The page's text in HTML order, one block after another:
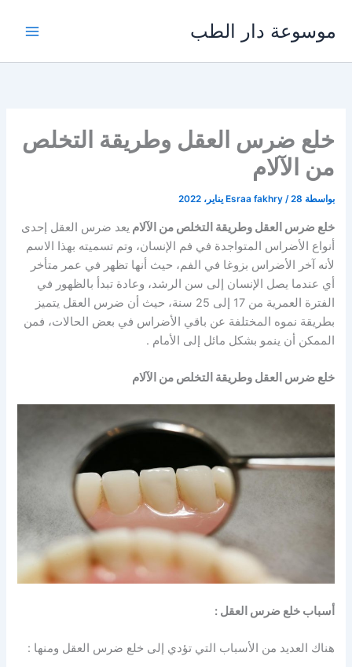
المحتوى
موسوعة دار الطب
خلع ضرس العقل وطريقة التخلص
من الآلام
بواسطة Esraa fakhry /28 يناير، 2022
خلع ضرس العقل وطريقة التخلص من الآلام يعد ضرس العقل إحدى
أنواع الأضراس المتواجدة في فم الإنسان، وتم تسميته بهذا الاسم
لأنه آخر الأضراس بزوغا في الفم، حيث أنها تظهر في عمر متأخر
أي عندما يصل الإنسان إلى سن الرشد، وعادة تبدأ بالظهور في
الفترة العمرية من 17 إلى 25 سنة، حيث أن ضرس العقل يتميز
بطريقة نموه المختلفة عن باقي الأضراس في بعض الحالات، فمن
الممكن أن ينمو بشكل مائل إلى الأمام .
خلع ضرس العقل وطريقة التخلص من الآلام
أسباب خلع ضرس العقل :
هناك العديد من الأسباب التي تؤدي إلى خلع ضرس العقل ومنها :